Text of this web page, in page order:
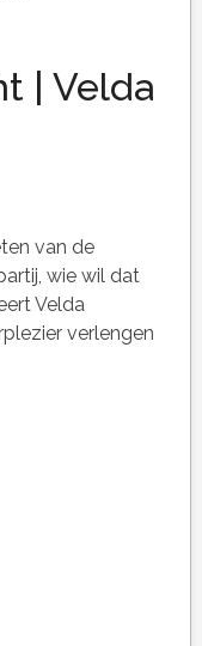
| Velda
van de
wie wil dat
Velda
verlengen